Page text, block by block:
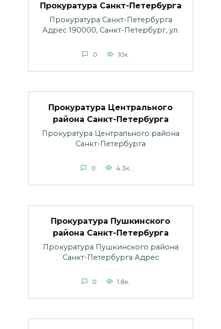
Прокуратура Санкт-Петербурга
Прокуратура Санкт-Петербурга
Адрес 190000, Санкт-Петербург, ул.
0 10к.
Прокуратура Центрального
района Санкт-Петербурга
Прокуратура Центрального района
Санкт-Петербурга
0 4.3к.
Прокуратура Пушкинского
района Санкт-Петербурга
Прокуратура Пушкинского района
Санкт-Петербурга Адрес
0 1.8к.